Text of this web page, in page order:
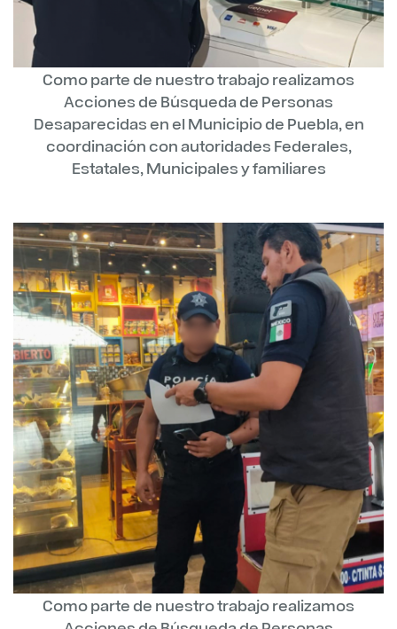
Como parte de nuestro trabajo realizamos
Acciones de Búsqueda de Personas
Desaparecidas en el Municipio de Puebla, en
coordinación con autoridades Federales,
Estatales, Municipales y familiares
Como parte de nuestro trabajo realizamos